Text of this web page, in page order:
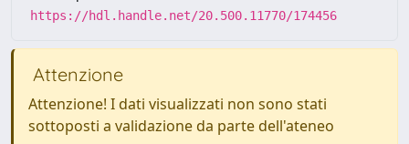
https://hdl.handle.net/20.500.11770/174456
Attenzione
Attenzione! I dati visualizzati non sono stati
sottoposti a validazione da parte dell'ateneo